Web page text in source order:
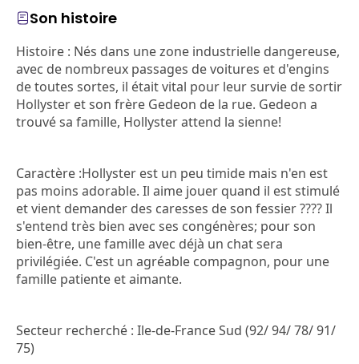
Son histoire
Histoire : Nés dans une zone industrielle dangereuse,
avec de nombreux passages de voitures et d'engins
de toutes sortes, il était vital pour leur survie de sortir
Hollyster et son frère Gedeon de la rue. Gedeon a
trouvé sa famille, Hollyster attend la sienne!
Caractère :Hollyster est un peu timide mais n'en est
pas moins adorable. Il aime jouer quand il est stimulé
et vient demander des caresses de son fessier ???? Il
s'entend très bien avec ses congénères; pour son
bien-être, une famille avec déjà un chat sera
privilégiée. C'est un agréable compagnon, pour une
famille patiente et aimante.
Secteur recherché : Ile-de-France Sud (92/ 94/ 78/ 91/
75)